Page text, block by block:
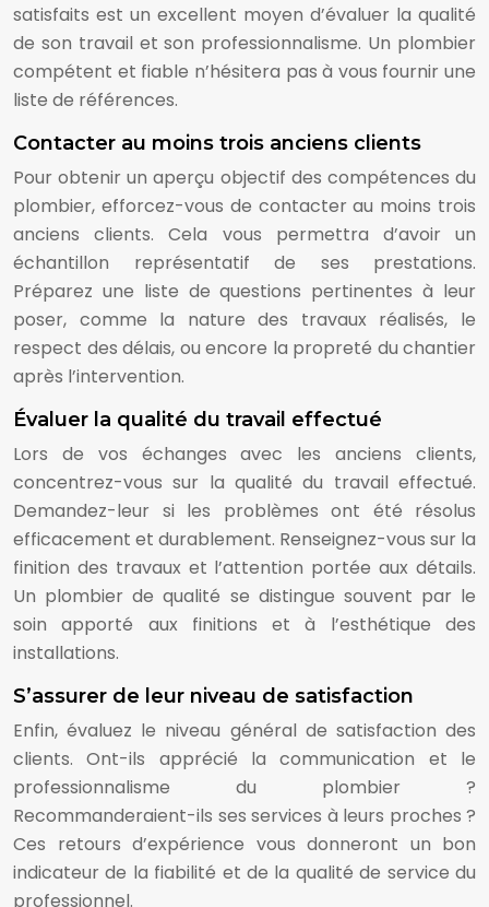
satisfaits est un excellent moyen d’évaluer la qualité
de son travail et son professionnalisme. Un plombier
compétent et fiable n’hésitera pas à vous fournir une
liste de références.
Contacter au moins trois anciens clients
Pour obtenir un aperçu objectif des compétences du
plombier, efforcez-vous de contacter au moins trois
anciens clients. Cela vous permettra d’avoir un
échantillon représentatif de ses prestations.
Préparez une liste de questions pertinentes à leur
poser, comme la nature des travaux réalisés, le
respect des délais, ou encore la propreté du chantier
après l’intervention.
Évaluer la qualité du travail effectué
Lors de vos échanges avec les anciens clients,
concentrez-vous sur la qualité du travail effectué.
Demandez-leur si les problèmes ont été résolus
efficacement et durablement. Renseignez-vous sur la
finition des travaux et l’attention portée aux détails.
Un plombier de qualité se distingue souvent par le
soin apporté aux finitions et à l’esthétique des
installations.
S’assurer de leur niveau de satisfaction
Enfin, évaluez le niveau général de satisfaction des
clients. Ont-ils apprécié la communication et le
professionnalisme du plombier ?
Recommanderaient-ils ses services à leurs proches ?
Ces retours d’expérience vous donneront un bon
indicateur de la fiabilité et de la qualité de service du
professionnel.